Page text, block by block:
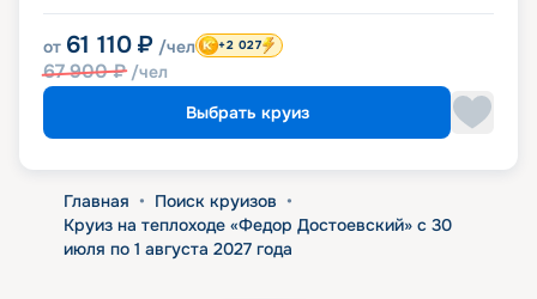
от 61 110 ₽ /чел
67 900₽ /чел
+2 027
Выбрать круиз
Главная • Поиск круизов •
Круиз на теплоходе «Федор Достоевский» с 30
июля по 1 августа 2027 года